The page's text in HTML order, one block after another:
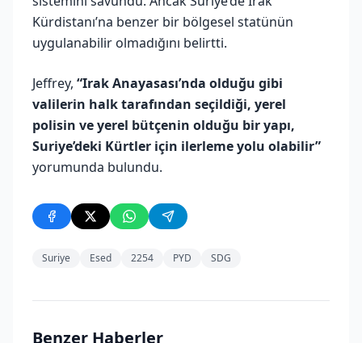
Kürdistanı’na benzer bir bölgesel statünün
uygulanabilir olmadığını belirtti.
Jeffrey, “Irak Anayasası’nda olduğu gibi
valilerin halk tarafından seçildiği, yerel
polisin ve yerel bütçenin olduğu bir yapı,
Suriye’deki Kürtler için ilerleme yolu olabilir”
yorumunda bulundu.
Suriye Esed 2254 PYD SDG
Benzer Haberler